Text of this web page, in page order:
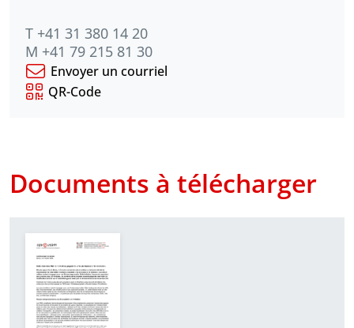
T +41 31 380 14 20
M +41 79 215 81 30
Envoyer un courriel
QR-Code
Documents à télécharger